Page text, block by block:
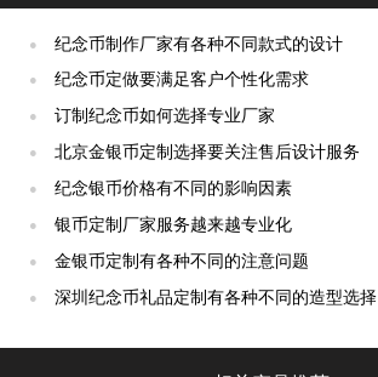
● 纪念币制作厂家有各种不同款式的设计
● 纪念币定做要满足客户个性化需求
● 订制纪念币如何选择专业厂家
● 北京金银币定制选择要关注售后设计服务
● 纪念银币价格有不同的影响因素
● 银币定制厂家服务越来越专业化
● 金银币定制有各种不同的注意问题
● 深圳纪念币礼品定制有各种不同的造型选择